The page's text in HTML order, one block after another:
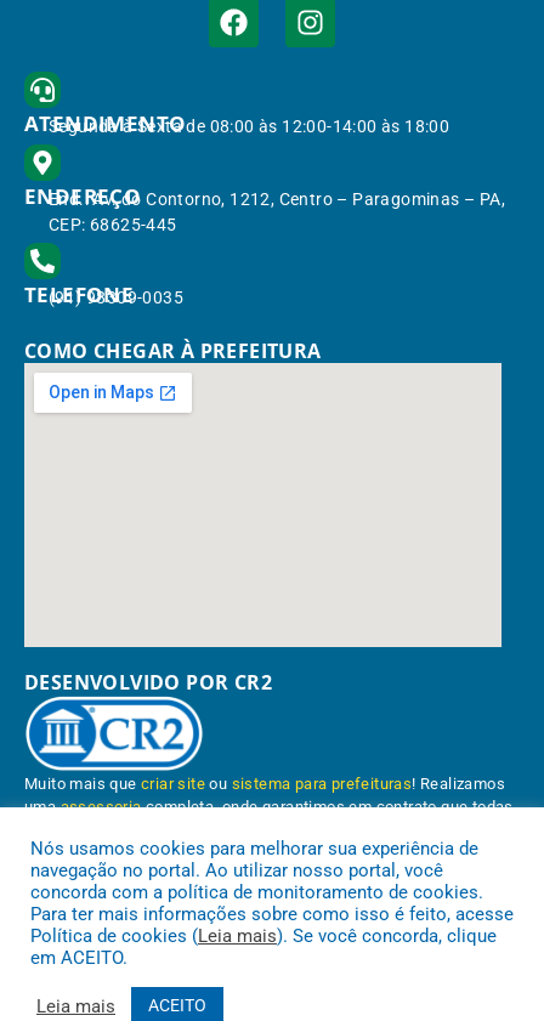
ATENDIMENTO
Segunda à Sexta de 08:00 às 12:00-14:00 às 18:00
ENDEREÇO
End.: Av. do Contorno, 1212, Centro – Paragominas – PA,
CEP: 68625-445
TELEFONE
(91) 98309-0035
COMO CHEGAR À PREFEITURA
DESENVOLVIDO POR CR2
Muito mais quecriar site ou sistema para prefeituras! Realizamos
umaassessoriacompleta, onde garantimos em contrato que todas
Conheça oPNTP e oRadar da Transparência Pública
Nós usamos cookies para melhorar sua experiência de
navegação no portal. Ao utilizar nosso portal, você
concorda com a política de monitoramento de cookies.
Para ter mais informações sobre como isso é feito, acesse
Política de cookies (Leia mais). Se você concorda, clique
em ACEITO.
Leia mais ACEITO